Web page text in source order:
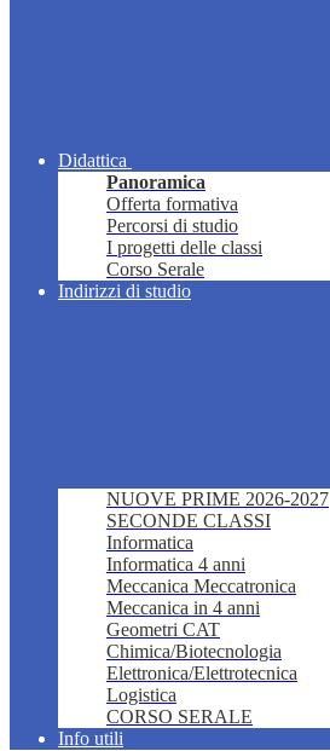
Didattica
Panoramica
Offerta formativa
Percorsi di studio
I progetti delle classi
Corso Serale
Indirizzi di studio
NUOVE PRIME 2026-2027
SECONDE CLASSI
Informatica
Informatica 4 anni
Meccanica Meccatronica
Meccanica in 4 anni
Geometri CAT
Chimica/Biotecnologia
Elettronica/Elettrotecnica
Logistica
CORSO SERALE
Info utili